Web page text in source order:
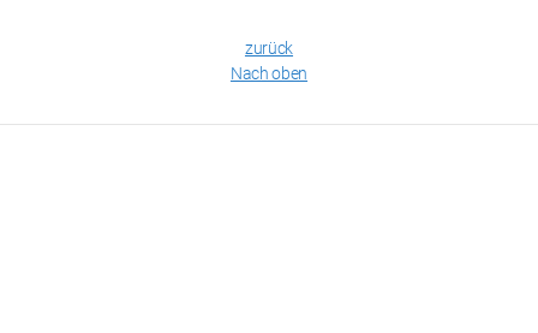
zurück
Nach oben